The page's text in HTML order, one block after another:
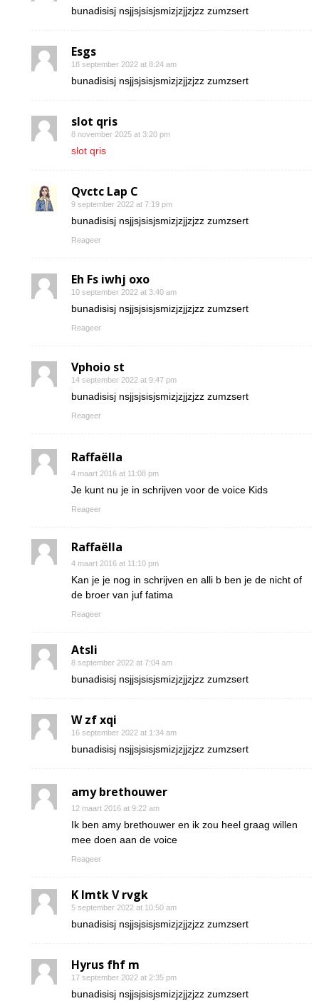
bunadisisj nsjjsjsisjsmizjzjjzjzz zumzsert
Esgs
18 september 2022 at 8:24 am
bunadisisj nsjjsjsisjsmizjzjjzjzz zumzsert
slot qris
8 november 2025 at 3:20 pm
slot qris
Qvctc Lap C
9 september 2022 at 7:19 pm
bunadisisj nsjjsjsisjsmizjzjjzjzz zumzsert
Reageer
Eh Fs iwhj oxo
10 september 2022 at 3:40 am
bunadisisj nsjjsjsisjsmizjzjjzjzz zumzsert
Reageer
Vphoio st
14 september 2022 at 9:47 pm
bunadisisj nsjjsjsisjsmizjzjjzjzz zumzsert
Reageer
Raffaëlla
4 maart 2016 at 11:08 pm
Je kunt nu je in schrijven voor de voice Kids
Reageer
Raffaëlla
4 maart 2016 at 11:10 pm
Kan je je nog in schrijven en alli b ben je de nicht of
de broer van juf fatima
Reageer
Atsli
8 september 2022 at 7:04 am
bunadisisj nsjjsjsisjsmizjzjjzjzz zumzsert
W zf xqi
16 september 2022 at 1:34 am
bunadisisj nsjjsjsisjsmizjzjjzjzz zumzsert
amy brethouwer
12 maart 2016 at 9:22 am
Ik ben amy brethouwer en ik zou heel graag willen
mee doen aan de voice
Reageer
K Imtk V rvgk
5 september 2022 at 10:50 am
bunadisisj nsjjsjsisjsmizjzjjzjzz zumzsert
Hyrus fhf m
17 september 2022 at 2:35 pm
bunadisisj nsjjsjsisjsmizjzjjzjzz zumzsert